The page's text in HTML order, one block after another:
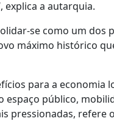
explica a autarquia.
se como um
máximo histórico
para a economia
público,
pressionadas,